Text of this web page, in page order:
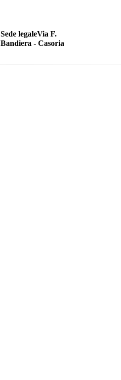
Sede legaleVia F.
Bandiera - Casoria